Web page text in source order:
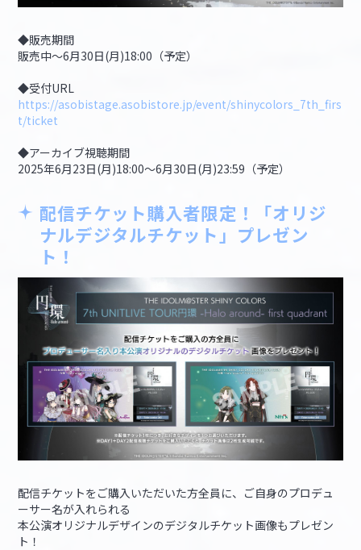
◆販売期間
販売中～6月30日(月)18:00（予定）
◆受付URL
https://asobistage.asobistore.jp/event/shinycolors_7th_firs
t/ticket
◆アーカイブ視聴期間
2025年6月23日(月)18:00～6月30日(月)23:59（予定）
配信チケット購入者限定！「オリジ
ナルデジタルチケット」プレゼン
ト！
配信チケットをご購入いただいた方全員に、ご自身のプロデュ
ーサー名が入れられる
本公演オリジナルデザインのデジタルチケット画像もプレゼン
ト！